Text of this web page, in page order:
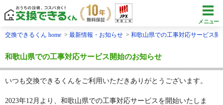
メニュー
交換できるくん home 最新情報・お知らせ 和歌山県での工事対応サービス開
和歌山県での工事対応サービス開始のお知らせ
いつも交換できるくんをご利用いただきありがとうございます。
2023年12月より、和歌山県での工事対応サービスを開始いたしま